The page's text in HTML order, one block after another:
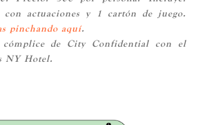
con actuaciones y 1 cartón de juego.
pinchando aquí.
de City Confidential con el
NY Hotel.